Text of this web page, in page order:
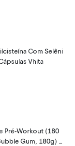
Com Selêni
Vhita
Pré-Workout (180
Gum, 180g) -